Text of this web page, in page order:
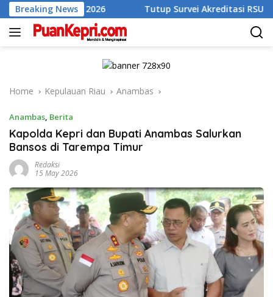
Skip
to
content
Breaking News
II 2026 Tutup Survei Akreditasi RSUD Tarempa,
Home Kepulauan Riau Anambas
Anambas, Berita
Kapolda Kepri dan Bupati Anambas Salurkan
Bansos di Tarempa Timur
Redaksi
15 May 2026